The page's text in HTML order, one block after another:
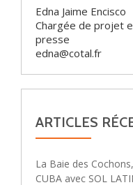
Edna Jaime Encisco
Chargée de projet
presse
edna@cotal.fr
ARTICLES
La Baie des
CUBA avec SOL